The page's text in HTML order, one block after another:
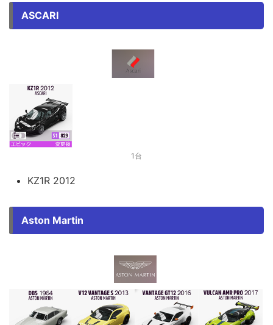
ASCARI
1台
KZ1R 2012
Aston Martin